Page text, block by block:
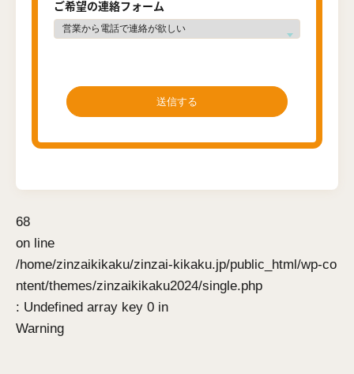
Warning
: Undefined array key 0 in
/home/zinzaikikaku/zinzai-kikaku.jp/public_html/wp-co
ntent/themes/zinzaikikaku2024/single.php
on line
68
ご希望の連絡フォーム